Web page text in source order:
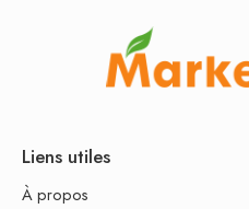
Liens utiles
À propos